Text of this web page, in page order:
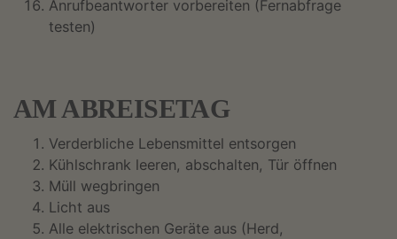
Anrufbeantworter vorbereiten (Fernabfrage
testen)
AM ABREISETAG
Verderbliche Lebensmittel entsorgen
Kühlschrank leeren, abschalten, Tür öffnen
Müll wegbringen
Licht aus
Alle elektrischen Geräte aus (Herd,